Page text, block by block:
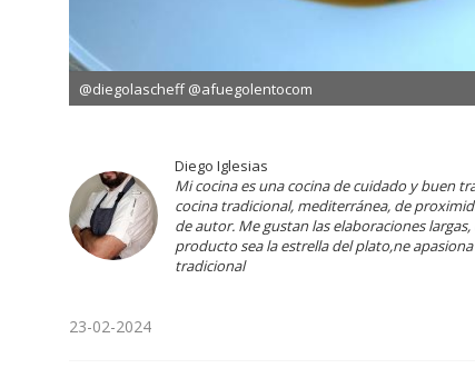
@diegolascheff @afuegolentocom
Diego Iglesias
Mi cocina es una cocina de cuidado y buen
cocina tradicional, mediterránea, de
de autor. Me gustan las elaboraciones
producto sea la estrella del plato,ne
tradicional
23-02-2024